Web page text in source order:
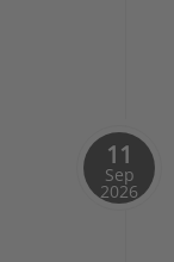
11
Sep
2026